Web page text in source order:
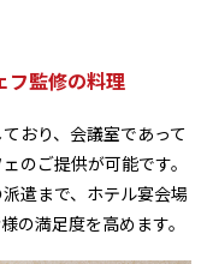
フ監修の料理
おり、会議室であって
のご提供が可能です。
遣まで、ホテル宴会場
の満足度を高めます。